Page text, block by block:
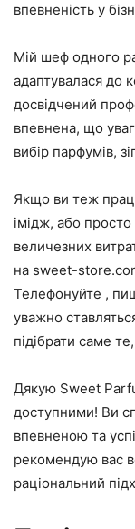
впевненість у
Мій шеф одного
адаптувалася до
досвідчений
впевнена, що
вибір парфумів,
Якщо ви теж
імідж, або
величезних
на sweet-
Телефонуйте ,
уважно
підібрати саме
Дякую Sweet
доступними! Ви
впевненою та
рекомендую вас
раціональний